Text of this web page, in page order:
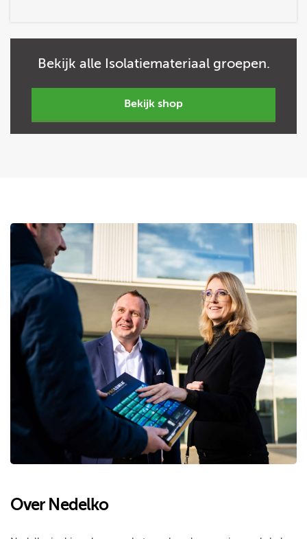
Bekijk alle Isolatiemateriaal groepen.
bekijk shop
Over Nedelko